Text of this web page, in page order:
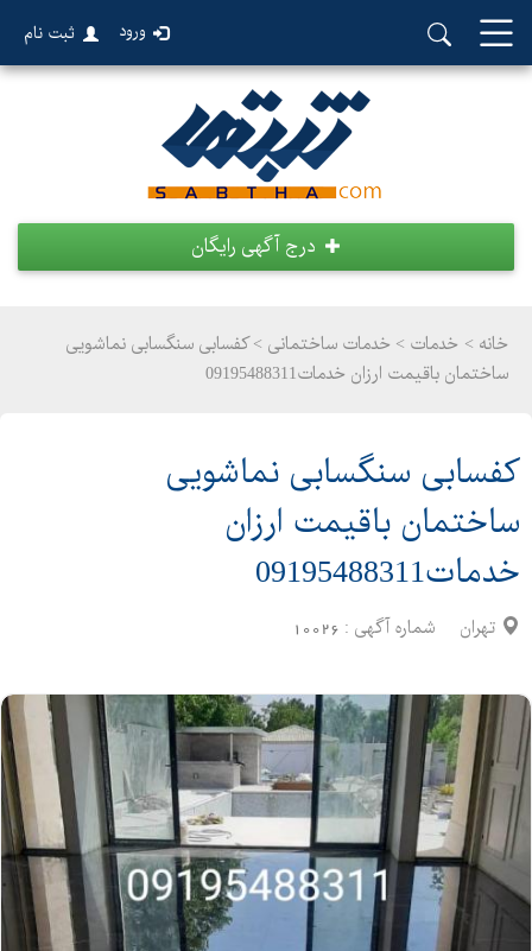
ورود ثبت نام
درج آگهی رایگان
خانه > خدمات > خدمات ساختمانی > کفسابی سنگسابی نماشویی
ساختمان باقیمت ارزان خدمات09195488311
کفسابی سنگسابی نماشویی
ساختمان باقیمت ارزان
خدمات09195488311
تهران شماره آگهی : 10026